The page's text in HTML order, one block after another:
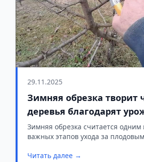
29.11.2025
Зимняя обрезка творит
деревья благодарят
Зимняя обрезка считается одним
важных этапов ухода за
Читать далее →